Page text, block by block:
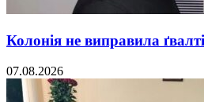
Колонія не виправила
07.08.2026